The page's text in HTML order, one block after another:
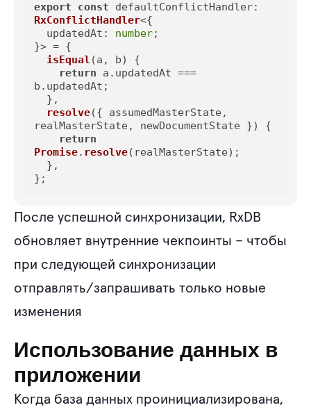
export const defaultConflictHandler
RxConflictHandler<{
updatedAt : number;
}> = {
isEqual (a, b) {
return a. updatedAt ===
b. updatedAt ;
resolve({ assumedMasterState,
realMasterState, newDocumentState }) {
return
Promise. resolve(realMasterState);
};
После успешной синхронизации, RxDB
обновляет внутренние чекпоинты – чтобы
при следующей синхронизации
отправлять/запрашивать только новые
изменения
Использование данных в
приложении
Когда база данных проинициализирована,